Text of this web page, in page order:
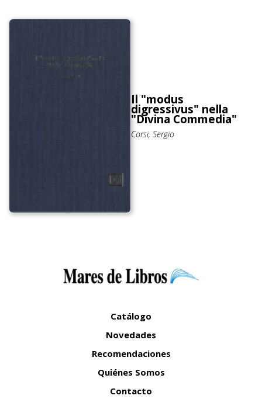
Il "modus
digressivus" nella
"Divina Commedia"
Corsi, Sergio
Catálogo
Novedades
Recomendaciones
Quiénes Somos
Contacto